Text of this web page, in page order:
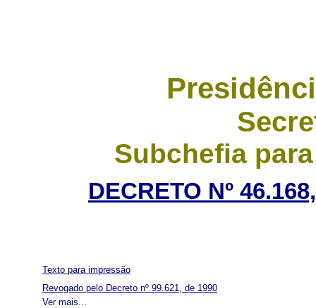
Subchefia
DECRETO Nº
Ver mais...
Texto para impressão
Revogado pelo Decreto nº 99.621, de 1990